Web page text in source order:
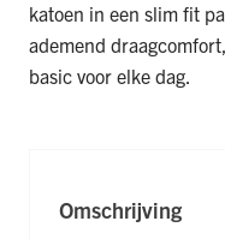
katoen in een slim fit
ademend
basic voor elke dag.
Omschrijving